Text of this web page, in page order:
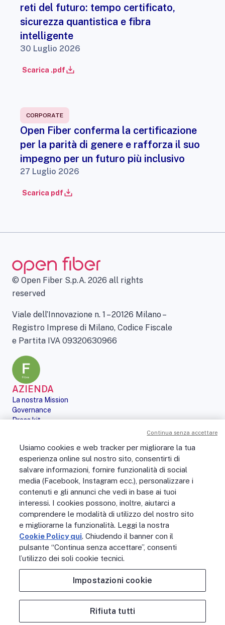
reti del futuro: tempo certificato,
sicurezza quantistica e fibra
intelligente
30 Luglio 2026
Scarica .pdf
CORPORATE
Open Fiber conferma la certificazione
per la parità di genere e rafforza il suo
impegno per un futuro più inclusivo
27 Luglio 2026
Scarica pdf
© Open Fiber S.p.A. 2026 all rights
reserved
Viale dell’Innovazione n. 1 – 20126 Milano –
Registro Imprese di Milano, Codice Fiscale
e Partita IVA 09320630966
AZIENDA
La nostra Mission
Governance
Press kit
Digital Services Act
PERSONE
No Fibra? No Party!
Posizioni aperte
La vita in Open Fiber
Lavora con noi
La nostra cultura
MONDO OPEN FIBER
Supporto
Assistenza scavi
Open Fiber Network Solutions
Area Riservata Operatori
Usiamo cookies e web tracker per migliorare la tua
esperienza online sul nostro sito, consentirti di
salvare informazioni, fornire funzionalità di social
media (Facebook, Instagram ecc.), personalizzare i
contenuti e gli annunci che vedi in base ai tuoi
interessi. I cookies possono, inoltre, aiutarci a
comprendere le modalità di utilizzo del nostro sito
e migliorarne la funzionalità. Leggi la nostra
Cookie Policy qui. Chiudendo il banner con il
pulsante “Continua senza accettare”, consenti
l’utilizzo dei soli cookie tecnici.
Impostazioni cookie
Rifiuta tutti
Continua senza accettare